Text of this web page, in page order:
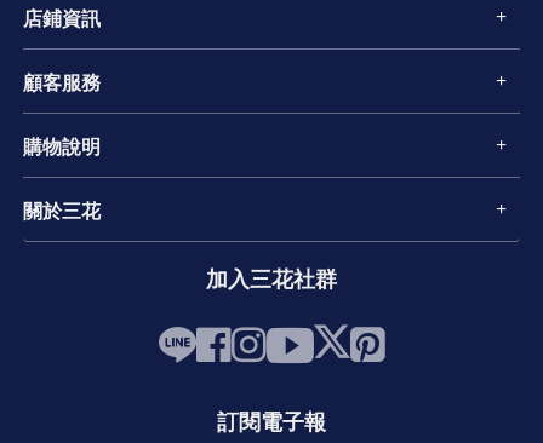
店鋪資訊
顧客服務
購物說明
關於三花
加入三花社群
訂閱電子報